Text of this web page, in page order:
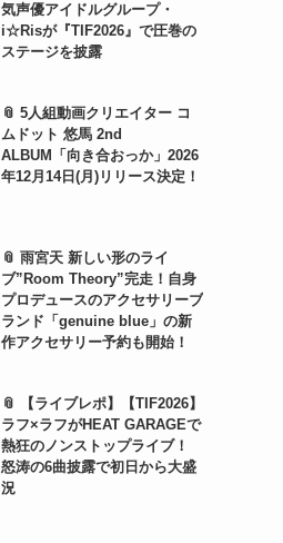
気声優アイドルグループ・
i☆Risが『TIF2026』で圧巻の
ステージを披露
📎 5人組動画クリエイター コ
ムドット 悠馬 2nd
ALBUM「向き合おっか」2026
年12月14日(月)リリース決定！
📎 雨宮天 新しい形のライ
ブ”Room Theory”完走！自身
プロデュースのアクセサリーブ
ランド「genuine blue」の新
作アクセサリー予約も開始！
📎 【ライブレポ】【TIF2026】
ラフ×ラフがHEAT GARAGEで
熱狂のノンストップライブ！
怒涛の6曲披露で初日から大盛
況